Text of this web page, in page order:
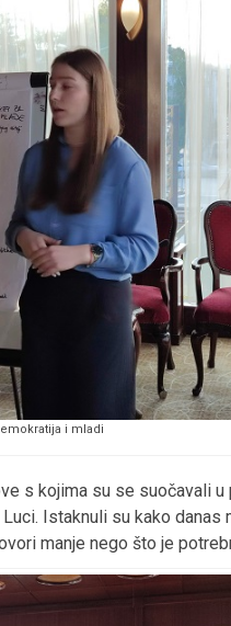
i mladi
s kojima su se suočavali u
Istaknuli su kako
manje nego što je